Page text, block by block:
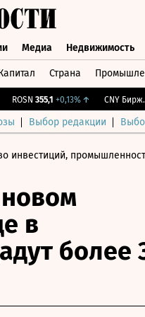
Медиа Недвижимость
Страна
ROSN 355,1 +0,13%↑ CNY Бирж. 0
Выбор редакции
инвестиций,
в
более